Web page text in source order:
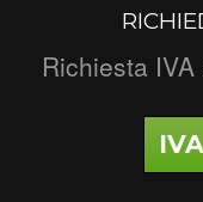
Richiesta